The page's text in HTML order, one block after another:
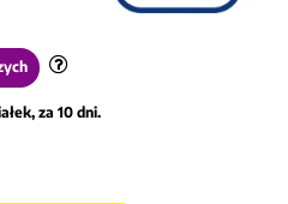
za 10 dni.